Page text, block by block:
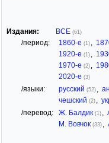
Издания: ВСЕ (61)
/период: 1860-е (1) ,
1920-е (1) ,
1970-е (2) ,
2020-е (3)
/языки: русский (52) ,
чешский (2) ,
/перевод: Ж. Балдик (1) ,
М. Вовчок (33) ,